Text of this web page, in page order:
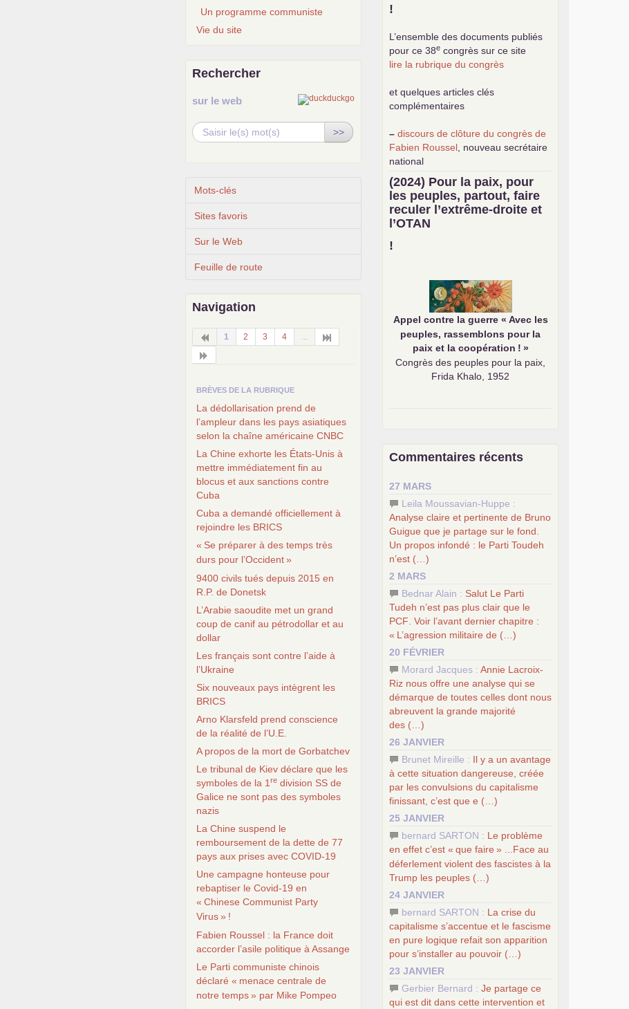
Un programme communiste
Vie du site
Rechercher
sur le web
>>
Mots-clés
Sites favoris
Sur le Web
Feuille de route
Navigation
1 2 3 4 ...
BRÈVES DE LA RUBRIQUE
La dédollarisation prend de
l’ampleur dans les pays asiatiques
selon la chaîne américaine CNBC
La Chine exhorte les États-Unis à
mettre immédiatement fin au
blocus et aux sanctions contre
Cuba
Cuba a demandé officiellement à
rejoindre les BRICS
« Se préparer à des temps très
durs pour l’Occident»
9400 civils tués depuis 2015 en
R.P. de Donetsk
L’Arabie saoudite met un grand
coup de canif au pétrodollar et au
dollar
Les français sont contre l’aide à
l’Ukraine
Six nouveaux pays intègrent les
BRICS
Arno Klarsfeld prend conscience
de la réalité de l’U.E.
A propos de la mort de Gorbatchev
Le tribunal de Kiev déclare que les
symboles de la 1 re division SS de
Galice ne sont pas des symboles
nazis
La Chine suspend le
remboursement de la dette de 77
pays aux prises avec COVID-19
Une campagne honteuse pour
rebaptiser le Covid-19 en
« Chinese Communist Party
Virus» !
Fabien Roussel : la France doit
accorder l’asile politique à Assange
Le Parti communiste chinois
déclaré « menace centrale de
notre temps» par Mike Pompeo
!
L’ensemble des documents publiés
pour ce 38e congrès sur ce site
lire la rubrique du congrès
et quelques articles clés
complémentaires
– discours de clôture du congrès de
Fabien Roussel , nouveau secrétaire
national
–
analyse de classe du
mouvement des gilets jaunespar
Philippe Cordat
– un texte de Jean-Claude Delaunay
le marxisme est la science sociale de
notre temps
demandezle numéro 10 de la
revue Unir les Communistes
cinq chantiers pour contribuer
au débat sur le projet communiste
(2024) Pour la paix, pour
les peuples, partout, faire
reculer l’extrême-droite et
l’OTAN
!
Appel contre la guerre « Avec les
peuples, rassemblons pour la
paix et la coopération ! »
Congrès des peuples pour la paix,
Frida Khalo, 1952
–contribution de jeunes
chantiers pour affirmer l’ambition
révolutionnaire duPCF
–un texte de Jean-Claude Delaunay
le marxisme est la science sociale de
notre temps
–un appel
au débat sur le projet communiste
Commentaires récents
27 MARS
Leila Moussavian-Huppe :
Analyse claire et pertinente de Bruno
Guigue que je partage sur le fond.
Un propos infondé : le Parti Toudeh
n’est (…)
2 MARS
Bednar Alain : Salut Le Parti
Tudeh n’est pas plus clair que le
PCF . Voir l’avant dernier chapitre :
« L’agression militaire de (…)
20 FÉVRIER
Morard Jacques : Annie Lacroix-
Riz nous offre une analyse qui se
démarque de toutes celles dont nous
abreuvent la grande majorité
des (…)
26 JANVIER
Brunet Mireille : Il y a un avantage
à cette situation dangereuse, créée
par les convulsions du capitalisme
finissant, c’est que e (…)
25 JANVIER
bernard SARTON : Le problème
en effet c’est « que faire » ...Face au
déferlement violent des fascistes à la
Trump les peuples (…)
24 JANVIER
bernard SARTON : La crise du
capitalisme s’accentue et le fascisme
en pure logique refait son apparition
pour s’installer au pouvoir (…)
23 JANVIER
Gerbier Bernard : Je partage ce
qui est dit dans cette intervention et